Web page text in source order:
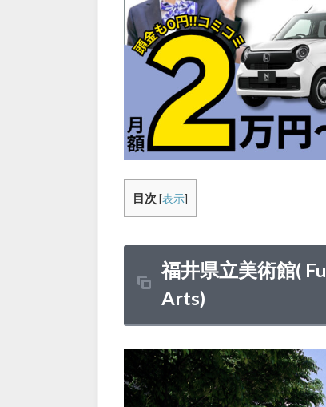
目次 [表示]
福井県立美術館(
Arts)